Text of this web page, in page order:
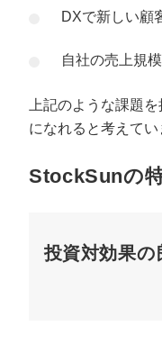
DXで新しい顧
自社の売上規
上記のような課題
になれると考えてい
StockSunの
投資対効果の